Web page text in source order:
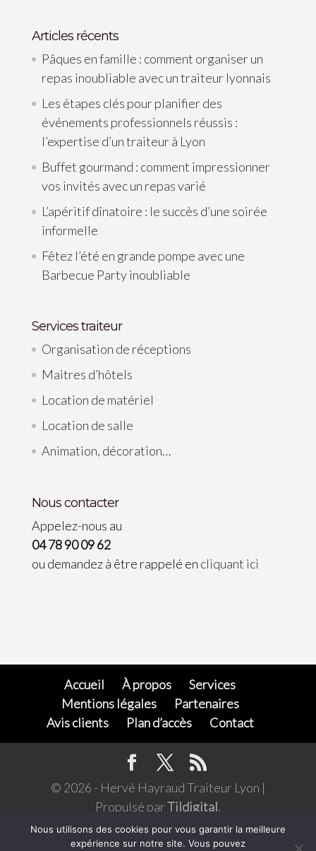
Articles récents
Pâques en famille : comment organiser un
repas inoubliable avec un traiteur lyonnais
Les étapes clés pour planifier des
événements professionnels réussis :
l’expertise d’un traiteur à Lyon
Buffet gourmand : comment impressionner
vos invités avec un repas varié
L’apéritif dînatoire : le succès d’une soirée
informelle
Fêtez l’été en grande pompe avec une
Barbecue Party inoubliable
Services traiteur
Organisation de réceptions
Maitres d’hôtels
Location de matériel
Location de salle
Animation, décoration…
Nous contacter
Appelez-nous au
04 78 90 09 62
ou demandez à être rappelé en cliquant ici
Accueil À propos
Services
Mentions légales
Partenaires
Avis clients
Plan d’accès Contact
© 2026 - Hervé Hayraud Traiteur Lyon |
Propulsé parTildigital.
L’abus d'alcool est dangereux pour la santé,
consommer avec modération. Pour votre santé,
Nous utilisons des cookies pour vous garantir la meilleure
expérience sur notre site. Vous pouvez